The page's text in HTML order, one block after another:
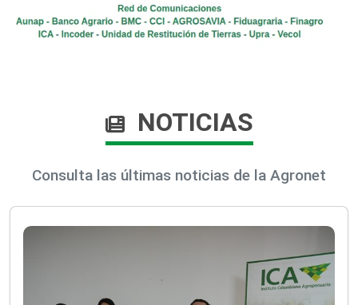
NOTICIAS
Consulta las últimas noticias de la Agronet